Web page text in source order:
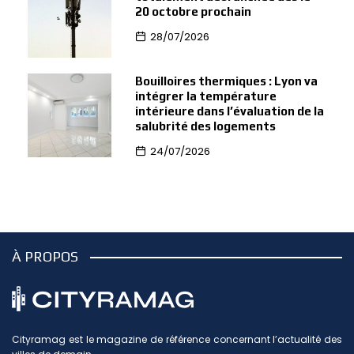
20 octobre prochain
28/07/2026
Bouilloires thermiques : Lyon va
intégrer la température
intérieure dans l’évaluation de la
salubrité des logements
24/07/2026
À PROPOS
Cityramag est le magazine de référence concernant l’actualité des